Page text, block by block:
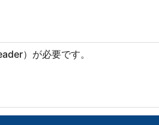
）が必要です。